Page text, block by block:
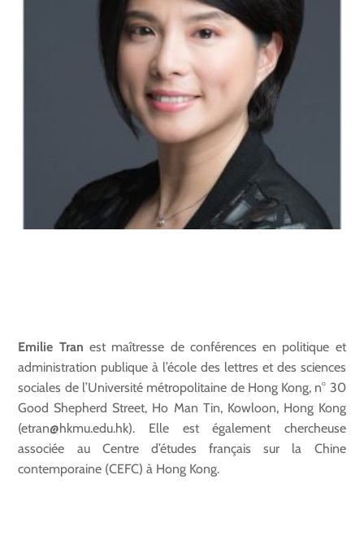
Emilie Tran est maîtresse de conférences en politique et
administration publique à l’école des lettres et des sciences
sociales de l’Université métropolitaine de Hong Kong, n° 30
Good Shepherd Street, Ho Man Tin, Kowloon, Hong Kong
(etran@hkmu.edu.hk). Elle est également chercheuse
associée au Centre d’études français sur la Chine
contemporaine (CEFC) à Hong Kong.